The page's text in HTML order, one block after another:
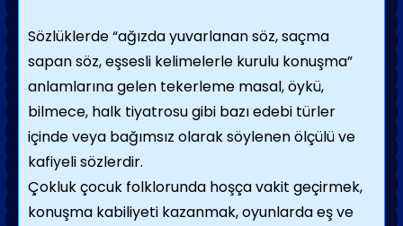
Sözlüklerde “ağızda yuvarlanan söz, saçma
sapan söz, eşsesli kelimelerle kurulu konuşma”
anlamlarına gelen tekerleme masal, öykü,
bilmece, halk tiyatrosu gibi bazı edebi türler
içinde veya bağımsız olarak söylenen ölçülü ve
kafiyeli sözlerdir.
Çokluk çocuk folklorunda hoşça vakit geçirmek,
konuşma kabiliyeti kazanmak, oyunlarda eş ve